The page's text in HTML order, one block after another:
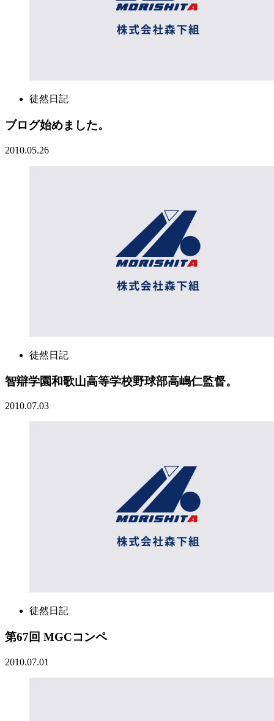
徒然日記
ブログ始めました。
2010.05.26
徒然日記
智辯学園和歌山高等学校野球部高嶋仁監督。
2010.07.03
徒然日記
第67回 MGCコンペ
2010.07.01